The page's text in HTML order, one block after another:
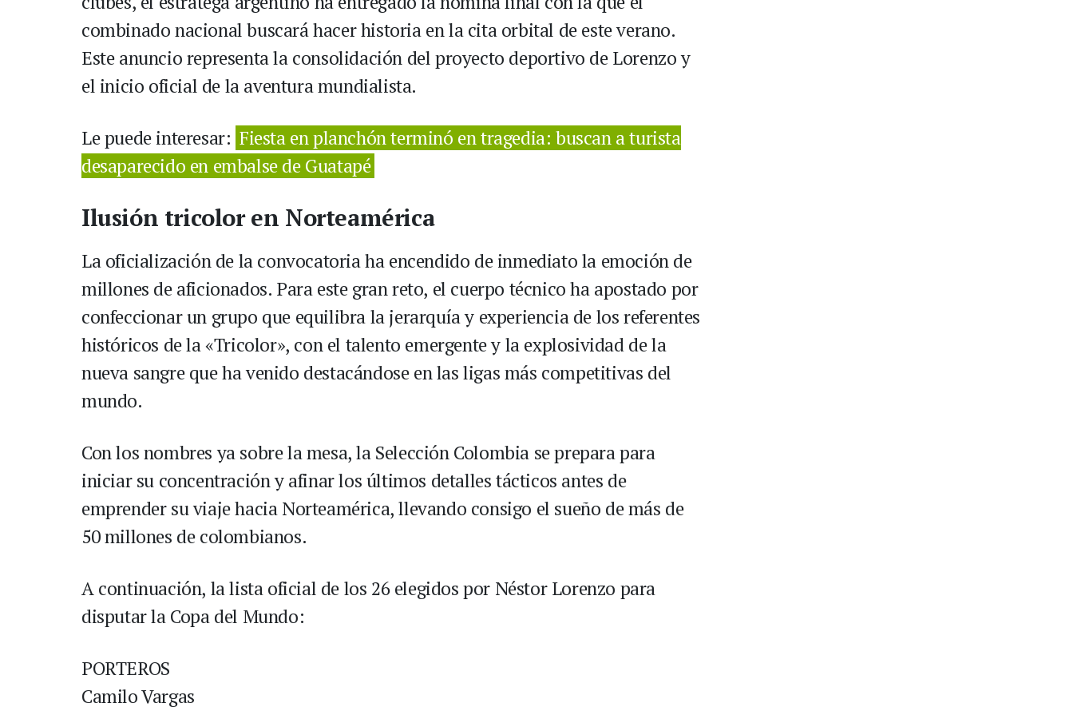
combinado nacional buscará hacer historia en la cita orbital de este verano.
Este anuncio representa la consolidación del proyecto deportivo de Lorenzo y
el inicio oficial de la aventura mundialista.
Le puede interesar: Fiesta en planchón terminó en tragedia: buscan a turista
desaparecido en embalse de Guatapé
Ilusión tricolor en Norteamérica
La oficialización de la convocatoria ha encendido de inmediato la emoción de
millones de aficionados. Para este gran reto, el cuerpo técnico ha apostado por
confeccionar un grupo que equilibra la jerarquía y experiencia de los referentes
históricos de la «Tricolor», con el talento emergente y la explosividad de la
nueva sangre que ha venido destacándose en las ligas más competitivas del
mundo.
Con los nombres ya sobre la mesa, la Selección Colombia se prepara para
iniciar su concentración y afinar los últimos detalles tácticos antes de
emprender su viaje hacia Norteamérica, llevando consigo el sueño de más de
50 millones de colombianos.
A continuación, la lista oficial de los 26 elegidos por Néstor Lorenzo para
disputar la Copa del Mundo:
PORTEROS
Camilo Vargas